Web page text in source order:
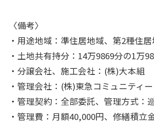
〈備考〉
・用途地域：準住居地域、第2種住
・土地共有持分：14万9869分の1万
・分譲会社、施工会社：(株)大本組
・管理会社：(株)東急コミュニティー
・管理契約：全部委託、管理方式：
・管理費：月額40,000円、修繕積立